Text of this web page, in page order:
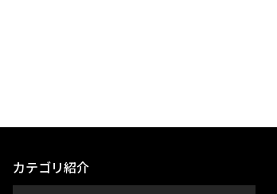
カテゴリ紹介